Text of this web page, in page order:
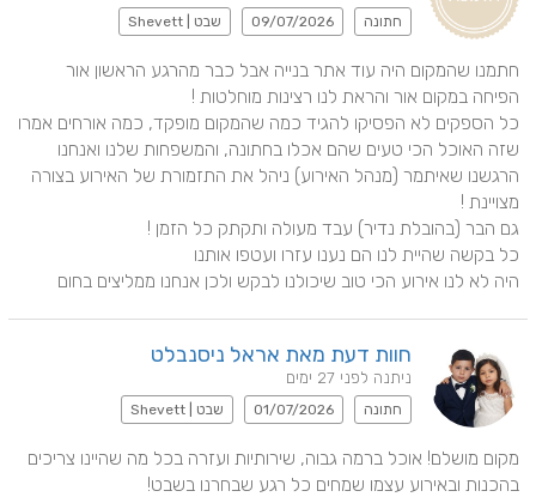
חתונה 09/07/2026 שבט | Shevett
היה לא לנו אירוע הכי טוב שיכולנו לבקש ולכן אנחנו ממליצים בחום
חוות דעת מאת אראל ניסנבלט
ניתנה לפני 27 ימים
חתונה 01/07/2026 שבט | Shevett
בהכנות ובאירוע עצמו שמחים כל רגע שבחרנו בשבט!